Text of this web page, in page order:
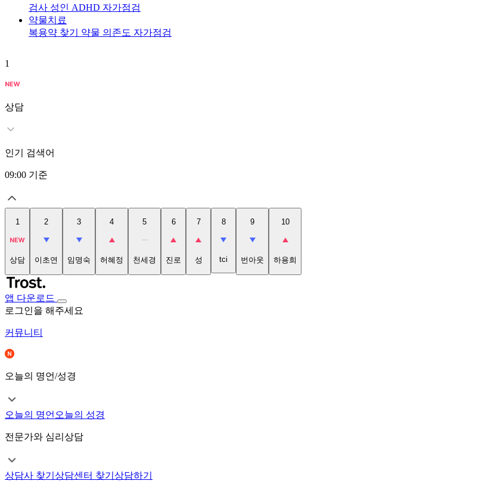
검사 성인 ADHD 자가점검
약물치료
복용약 찾기 약물 의존도 자가점검
1
상담
인기 검색어
09:00 기준
1
상담
2
이초연
3
임명숙
4
허혜정
5
천세경
6
진로
7
성
8
tci
9
번아웃
10
하용희
앱 다운로드
로그인을 해주세요
커뮤니티
오늘의 명언/성경
오늘의 명언 오늘의 성경
전문가와 심리상담
상담사 찾기 상담센터 찾기 상담하기